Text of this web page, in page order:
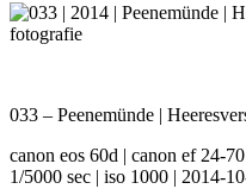
033 – Peenemünde |
canon eos 60d | canon ef 24-
1/5000 sec | iso 1000 | 2014-